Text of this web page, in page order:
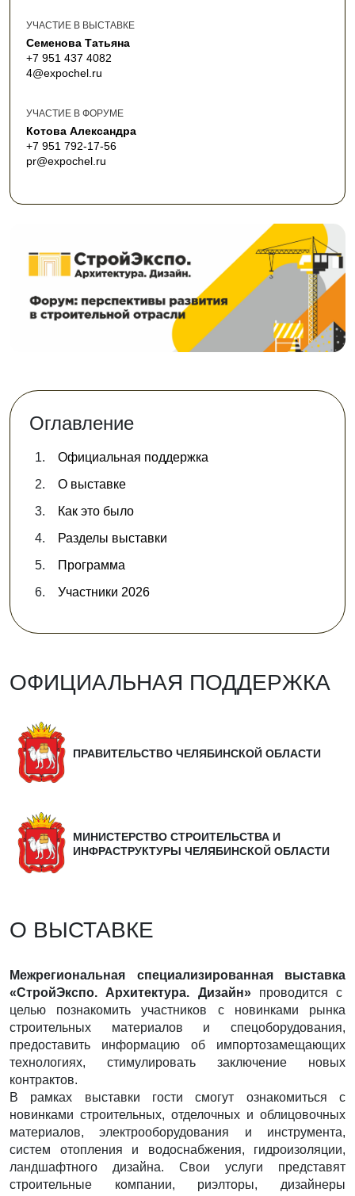
УЧАСТИЕ В ВЫСТАВКЕ
Семенова Татьяна
+7 951 437 4082
4@expochel.ru
УЧАСТИЕ В ФОРУМЕ
Котова Александра
+7 951 792-17-56
pr@expochel.ru
Оглавление
Официальная поддержка
О выставке
Как это было
Разделы выставки
Программа
Участники 2026
ОФИЦИАЛЬНАЯ ПОДДЕРЖКА
ПРАВИТЕЛЬСТВО ЧЕЛЯБИНСКОЙ ОБЛАСТИ
МИНИСТЕРСТВО СТРОИТЕЛЬСТВА И
ИНФРАСТРУКТУРЫ ЧЕЛЯБИНСКОЙ ОБЛАСТИ
О ВЫСТАВКЕ
Межрегиональная специализированная выставка
«СтройЭкспо. Архитектура. Дизайн» проводится с
целью познакомить участников с новинками рынка
строительных материалов и спецоборудования,
предоставить информацию об импортозамещающих
технологиях, стимулировать заключение новых
контрактов.
В рамках выставки гости смогут ознакомиться с
новинками строительных, отделочных и облицовочных
материалов, электрооборудования и инструмента,
систем отопления и водоснабжения, гидроизоляции,
ландшафтного дизайна. Свои услуги представят
строительные компании, риэлторы, дизайнеры